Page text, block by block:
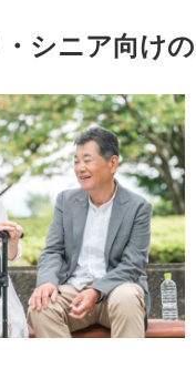
シニア向け